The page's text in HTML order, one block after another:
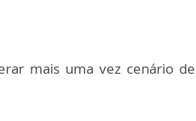
mais uma vez cenário de